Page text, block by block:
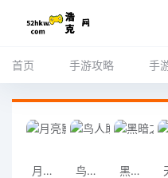
首页 手游攻略 手
月亮影视大全下载 月亮影视大全（582MB）安卓版 鸟人助手下载 鸟人助手（698MB）安卓版 黑暗之女出装推荐及攻略分享